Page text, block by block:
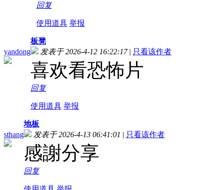
回复
使用道具 举报
yandong
板凳
发表于 2026-4-12 16:22:17 | 只看该作者
喜欢看恐怖片
回复
使用道具 举报
sthang
地板
发表于 2026-4-13 06:41:01 | 只看该作者
感謝分享
回复